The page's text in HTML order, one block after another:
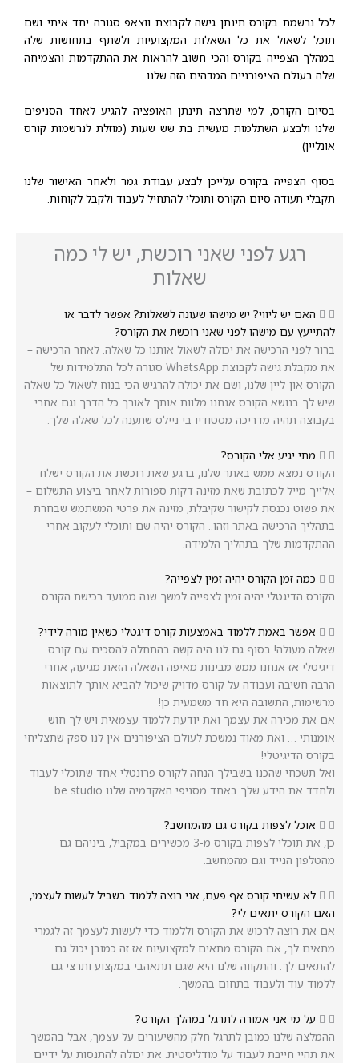
לכל נרשמת בקורס תינתן גישה לקבוצת ווצאפ סגורה יחד איתי ושם
תוכל לשאול את כל השאלות המקצועיות ולשתף בתחושות שלה
במהלך הצפייה בקורס והכי חשוב להראות את ההתקדמות והצמיחה
שלה בעולם הציפורניים המדהים הזה שלנו.
בסיום הקורס, למי שתרצה תינתן האופציה להגיע לאחד הסניפים
שלנו ולבצע השתלמות מעשית בת שש שעות (מוזלת לנרשמות קורס
אונליין)
בסוף הצפייה בקורס עלייכן לבצע עבודת גמר ולאחר האישור שלנו
תקבלי תעודה סיום הקורס ותוכלי להתחיל לעבוד ולקבל לקוחות.
רגע לפני שאני רוכשת, יש לי כמה
שאלות
האם יש ליווי? יש מישהו שעונה לשאלות? אפשר לדבר או
להתייעץ עם מישהו לפני שאני רוכשת את הקורס?
ברור לפני הרכישה את יכולה לשאול אותנו כל שאלה. לאחר הרכישה –
‏את מקבלת גישה לקבוצת WhatsApp סגורה לכל התלמידות של
הקורס און-ליין שלנו, ‏ושם את יכולה להרגיש הכי בנוח לשאול כל שאלה
שיש לך בנושא הקורס אנחנו מלוות אותך לאורך כל הדרך וגם אחרי.
בקבוצה תהיה מדריכה מסטודיו בי ניילס שתענה לכל שאלה שלך.
מתי יגיע אלי הקורס?
הקורס נמצא ממש באתר שלנו, ברגע שאת רוכשת את הקורס ישלח
אלייך מייל לכתובת שאת מזינה דקות ספורות לאחר ביצוע התשלום –
את פשוט נכנסת לקישור שקיבלת, מזינה את פרטי המשתמש שבחרת
בתהליך הרכישה באתר וזהו.. ‏הקורס יהיה שם ותוכלי לעקוב אחרי
ההתקדמות שלך בתהליך הלמידה.
כמה זמן הקורס יהיה זמין לצפייה?
הקורס הדיגטלי יהיה זמין לצפייה למשך שנה ממועד רכישת הקורס.
אפשר באמת ללמוד באמצעות קורס דיגטלי כשאין מורה לידי?
שאלה מעולה! ‏בסוף גם לנו היה קשה בהתחלה להסכים עם קורס
דיגיטלי אז אנחנו ממש מבינות מאיפה השאלה הזאת מגיעה, ‏אחרי
הרבה חשיבה ועבודה על קורס מדויק שיכול להביא אותך לתוצאות
מרשימות, ‏התשובה היא חד משמעית כן!
‏אם את מכירה את עצמך ואת יודעת ללמוד עצמאית ויש לך חוש
אומנותי … ‏ואת מאוד נמשכת לעולם הציפורנים ‏אין לנו ספק שתצליחי
בקורס הדיגיטלי!
‏ואל תשכחי שהכנו בשבילך הנחה לקורס פרונטלי אחד שתוכלי לעבוד
ולחדד את הידע שלך ‏באחד מסניפי האקדמיה שלנו be studio.
אוכל לצפות בקורס גם מהמחשב?
כן, את תוכלי לצפות בקורס מ-3 מכשירים במקביל, ביניהם גם
מהטלפון הנייד וגם מהמחשב.
לא עשיתי קורס אף פעם, אני רוצה ללמוד בשביל לעשות לעצמי,
האם הקורס יתאים לי?
אם את רוצה לרכוש את הקורס וללמוד כדי לעשות לעצמך זה לגמרי
מתאים לך, ‏אם הקורס מתאים למקצועיות אז זה כמובן יכול גם
להתאים לך. ‏והתקווה שלנו היא שגם תתאהבי במקצוע ותרצי גם
ללמוד עוד ולעבוד בתחום בהמשך.
‏על מי אני אמורה לתרגל במהלך הקורס?
ההמלצה שלנו כמובן לתרגל חלק מהשיעורים על עצמך, ‏אבל בהמשך
את תהיי חייבת לעבוד על מודליסטית. ‏את יכולה להתנסות על ידיים